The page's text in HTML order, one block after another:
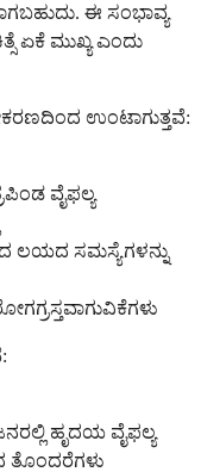
ಈ ಸಂಭಾವ್ಯ
ಏಕೆ ಮುಖ್ಯ ಎಂದು
ಉಂಟಾಗುತ್ತವೆ:
ವೈಫಲ್ಯ
ಲಯದ ಸಮಸ್ಯೆಗಳನ್ನು
ಹೃದಯ ವೈಫಲ್ಯ